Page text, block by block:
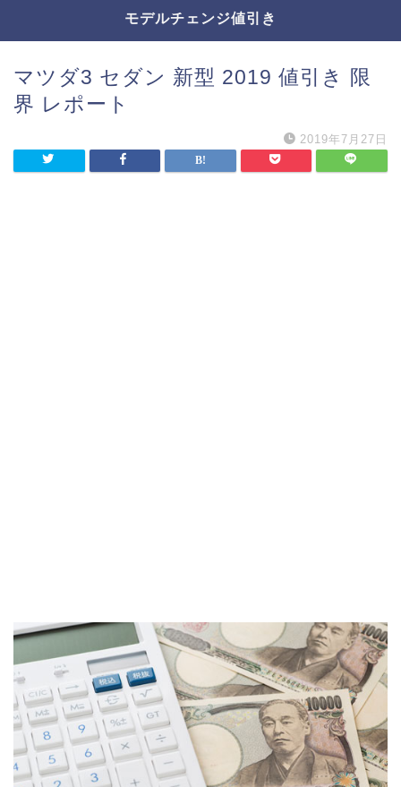
モデルチェンジ値引き
マツダ3 セダン 新型 2019 値引き 限
界 レポート
2019年7月27日